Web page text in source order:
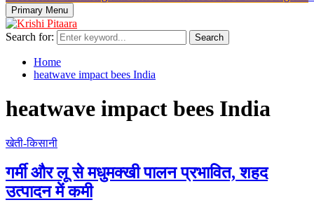
Primary Menu
Search for: Search
Home
heatwave impact bees India
heatwave impact bees India
खेती-किसानी
गर्मी और लू से मधुमक्खी पालन प्रभावित, शहद
उत्पादन में कमी